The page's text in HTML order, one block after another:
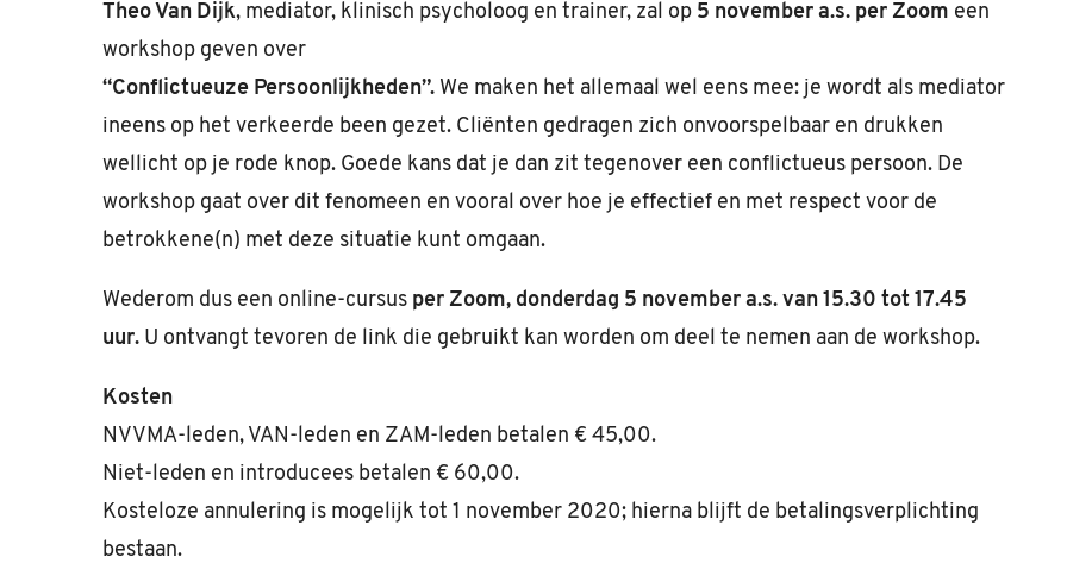
Theo Van Dijk, mediator, klinisch psycholoog en trainer, zal op 5 november a.s. per Zoom een
workshop geven over
“Conflictueuze Persoonlijkheden”. We maken het allemaal wel eens mee: je wordt als mediator
ineens op het verkeerde been gezet. Cliënten gedragen zich onvoorspelbaar en drukken
wellicht op je rode knop. Goede kans dat je dan zit tegenover een conflictueus persoon. De
workshop gaat over dit fenomeen en vooral over hoe je effectief en met respect voor de
betrokkene(n) met deze situatie kunt omgaan.
Wederom dus een online-cursus per Zoom, donderdag 5 november a.s. van 15.30 tot 17.45
uur. U ontvangt tevoren de link die gebruikt kan worden om deel te nemen aan de workshop.
Kosten
NVVMA-leden, VAN-leden en ZAM-leden betalen € 45,00.
Niet-leden en introducees betalen € 60,00.
Kosteloze annulering is mogelijk tot 1 november 2020; hierna blijft de betalingsverplichting
bestaan.